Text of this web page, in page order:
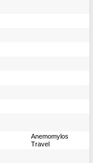
Anemomylos
Travel